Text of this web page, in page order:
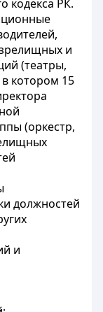
кодекса РК.
и
(театры,
котором 15
(оркестр,
должностей
и